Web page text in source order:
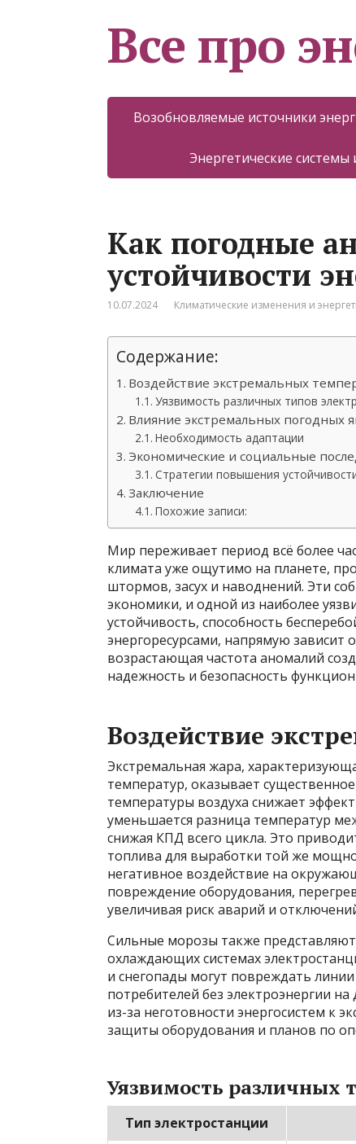
Все про
Возобновляемые источники
Энергетические системы
Как погодные
устойчивости
10.07.2024 Климатические изменения и
Содержание:
Воздействие экстремальных
Уязвимость различных типов
Влияние экстремальных погодных
Необходимость адаптации
Экономические и социальные
Стратегии повышения
Заключение
Похожие записи:
Мир переживает период всё более
климата уже ощутимо на планете,
штормов, засух и наводнений. Эти
экономики, и одной из наиболее
устойчивость, способность
энергоресурсами, напрямую зависит
возрастающая частота аномалий
надежность и безопасность
Воздействие
Экстремальная жара,
температур, оказывает
температуры воздуха снижает
уменьшается разница температур
снижая КПД всего цикла. Это
топлива для выработки той же
негативное воздействие на
повреждение оборудования,
увеличивая риск аварий и
Сильные морозы также
охлаждающих системах
и снегопады могут повреждать
потребителей без электроэнергии
из-за неготовности энергосистем к
защиты оборудования и планов по
Уязвимость различных
Тип электростанции